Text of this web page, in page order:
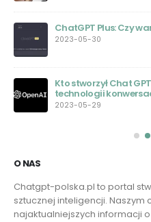
ChatGPT Plus: Czy
2023-05-30
Kto stworzył Chat
technologii
2023-05-29
O NAS
Chatgpt-polska.pl to portal
sztucznej inteligencji.
najaktualniejszych informacji